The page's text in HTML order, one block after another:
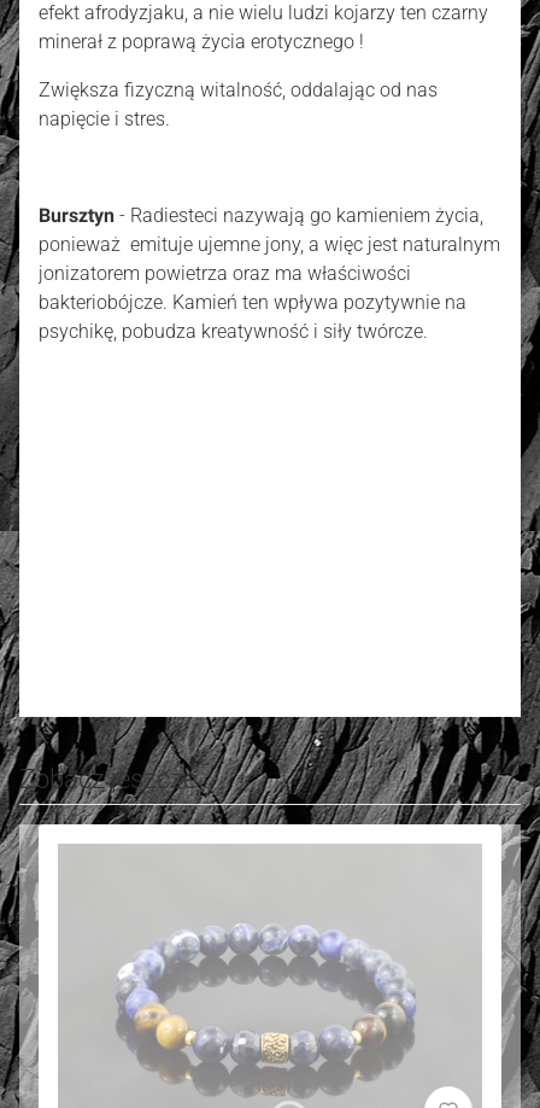
efekt afrodyzjaku, a nie wielu ludzi kojarzy ten czarny
minerał z poprawą życia erotycznego !
Zwiększa fizyczną witalność, oddalając od nas
napięcie i stres.
Bursztyn - Radiesteci nazywają go kamieniem życia,
ponieważ emituje ujemne jony, a więc jest naturalnym
jonizatorem powietrza oraz ma właściwości
bakteriobójcze. Kamień ten wpływa pozytywnie na
psychikę, pobudza kreatywność i siły twórcze.
Zobacz jeszcze